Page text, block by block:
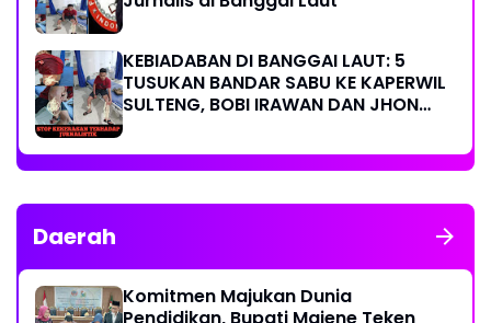
KEBIADABAN DI BANGGAI LAUT: 5
TUSUKAN BANDAR SABU KE KAPERWIL
SULTENG, BOBI IRAWAN DAN JHON
Daerah
Komitmen Majukan Dunia
Pendidikan, Bupati Majene Teken